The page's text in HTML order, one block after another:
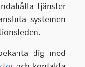
tjänster
systemen
dig med